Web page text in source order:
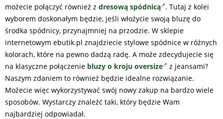
możecie połączyć również z dresową spódnicą . Tutaj z kolei
wyborem doskonałym będzie, jeśli włożycie swoją bluzę do
środka spódnicy, przynajmniej na przodzie. W sklepie
internetowym ebutik.pl znajdziecie stylowe spódnice w różnych
kolorach, które na pewno dadzą radę. A może zdecydujecie się
na klasyczne połączenie bluzy o kroju oversize
z jeansami?
Naszym zdaniem to również będzie idealne rozwiązanie.
Możecie więc wykorzystywać swój nowy zakup na bardzo wiele
sposobów. Wystarczy znaleźć taki, który będzie Wam
najbardziej odpowiadał.